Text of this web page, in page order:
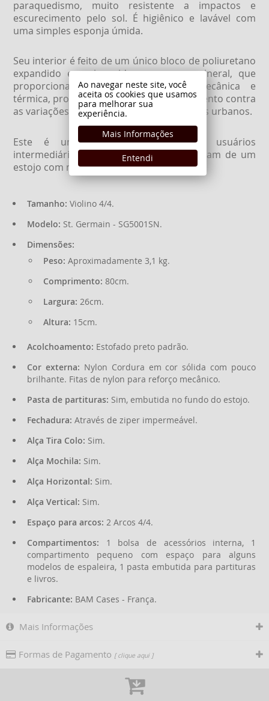
paraquedismo, muito resistente a impactos e
escurecimento pelo sol. É higiênico e lavável com
uma simples esponja úmida.
Seu interior é feito de um único bloco de poliuretano
expandido e enriquecido com carga mineral, que
proporciona uma alta resistência mecânica e
térmica, protegendo assim o seu instrumento contra
as variações de temperatura e os impactos urbanos.
Este é um modelo indicado para usuários
intermediários e profissionais que precisam de um
estojo com mais espaço para acessórios.
Tamanho: Violino 4/4.
Modelo: St. Germain - SG5001SN.
Dimensões:
Peso: Aproximadamente 3,1 kg.
Comprimento: 80cm.
Largura: 26cm.
Altura: 15cm.
Acolchoamento: Estofado preto padrão.
Cor externa: Nylon Cordura em cor sólida com pouco
brilhante. Fitas de nylon para reforço mecânico.
Pasta de partituras: Sim, embutida no fundo do estojo.
Fechadura: Através de ziper impermeável.
Alça Tira Colo: Sim.
Alça Mochila: Sim.
Alça Horizontal: Sim.
Alça Vertical: Sim.
Espaço para arcos: 2 Arcos 4/4.
Compartimentos: 1 bolsa de acessórios interna, 1
compartimento pequeno com espaço para alguns
modelos de espaleira, 1 pasta embutida para partituras
e livros.
Fabricante: BAM Cases - França.
Mais Informações
Formas de Pagamento [ clique aqui ]
Ao navegar neste site, você
aceita os cookies que usamos
para melhorar sua
experiência.
Mais Informações
Entendi